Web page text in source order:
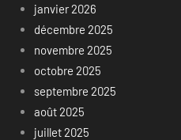
janvier 2026
décembre 2025
novembre 2025
octobre 2025
septembre 2025
août 2025
juillet 2025